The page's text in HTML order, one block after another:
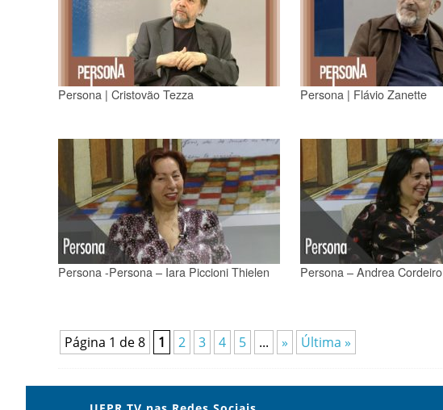
Persona | Cristovão Tezza Persona | Flávio Zanette
Persona -Persona – Iara Piccioni Thielen Persona – Andrea Cordeiro
Página 1 de 8 1 2 3 4 5 ... » Última »